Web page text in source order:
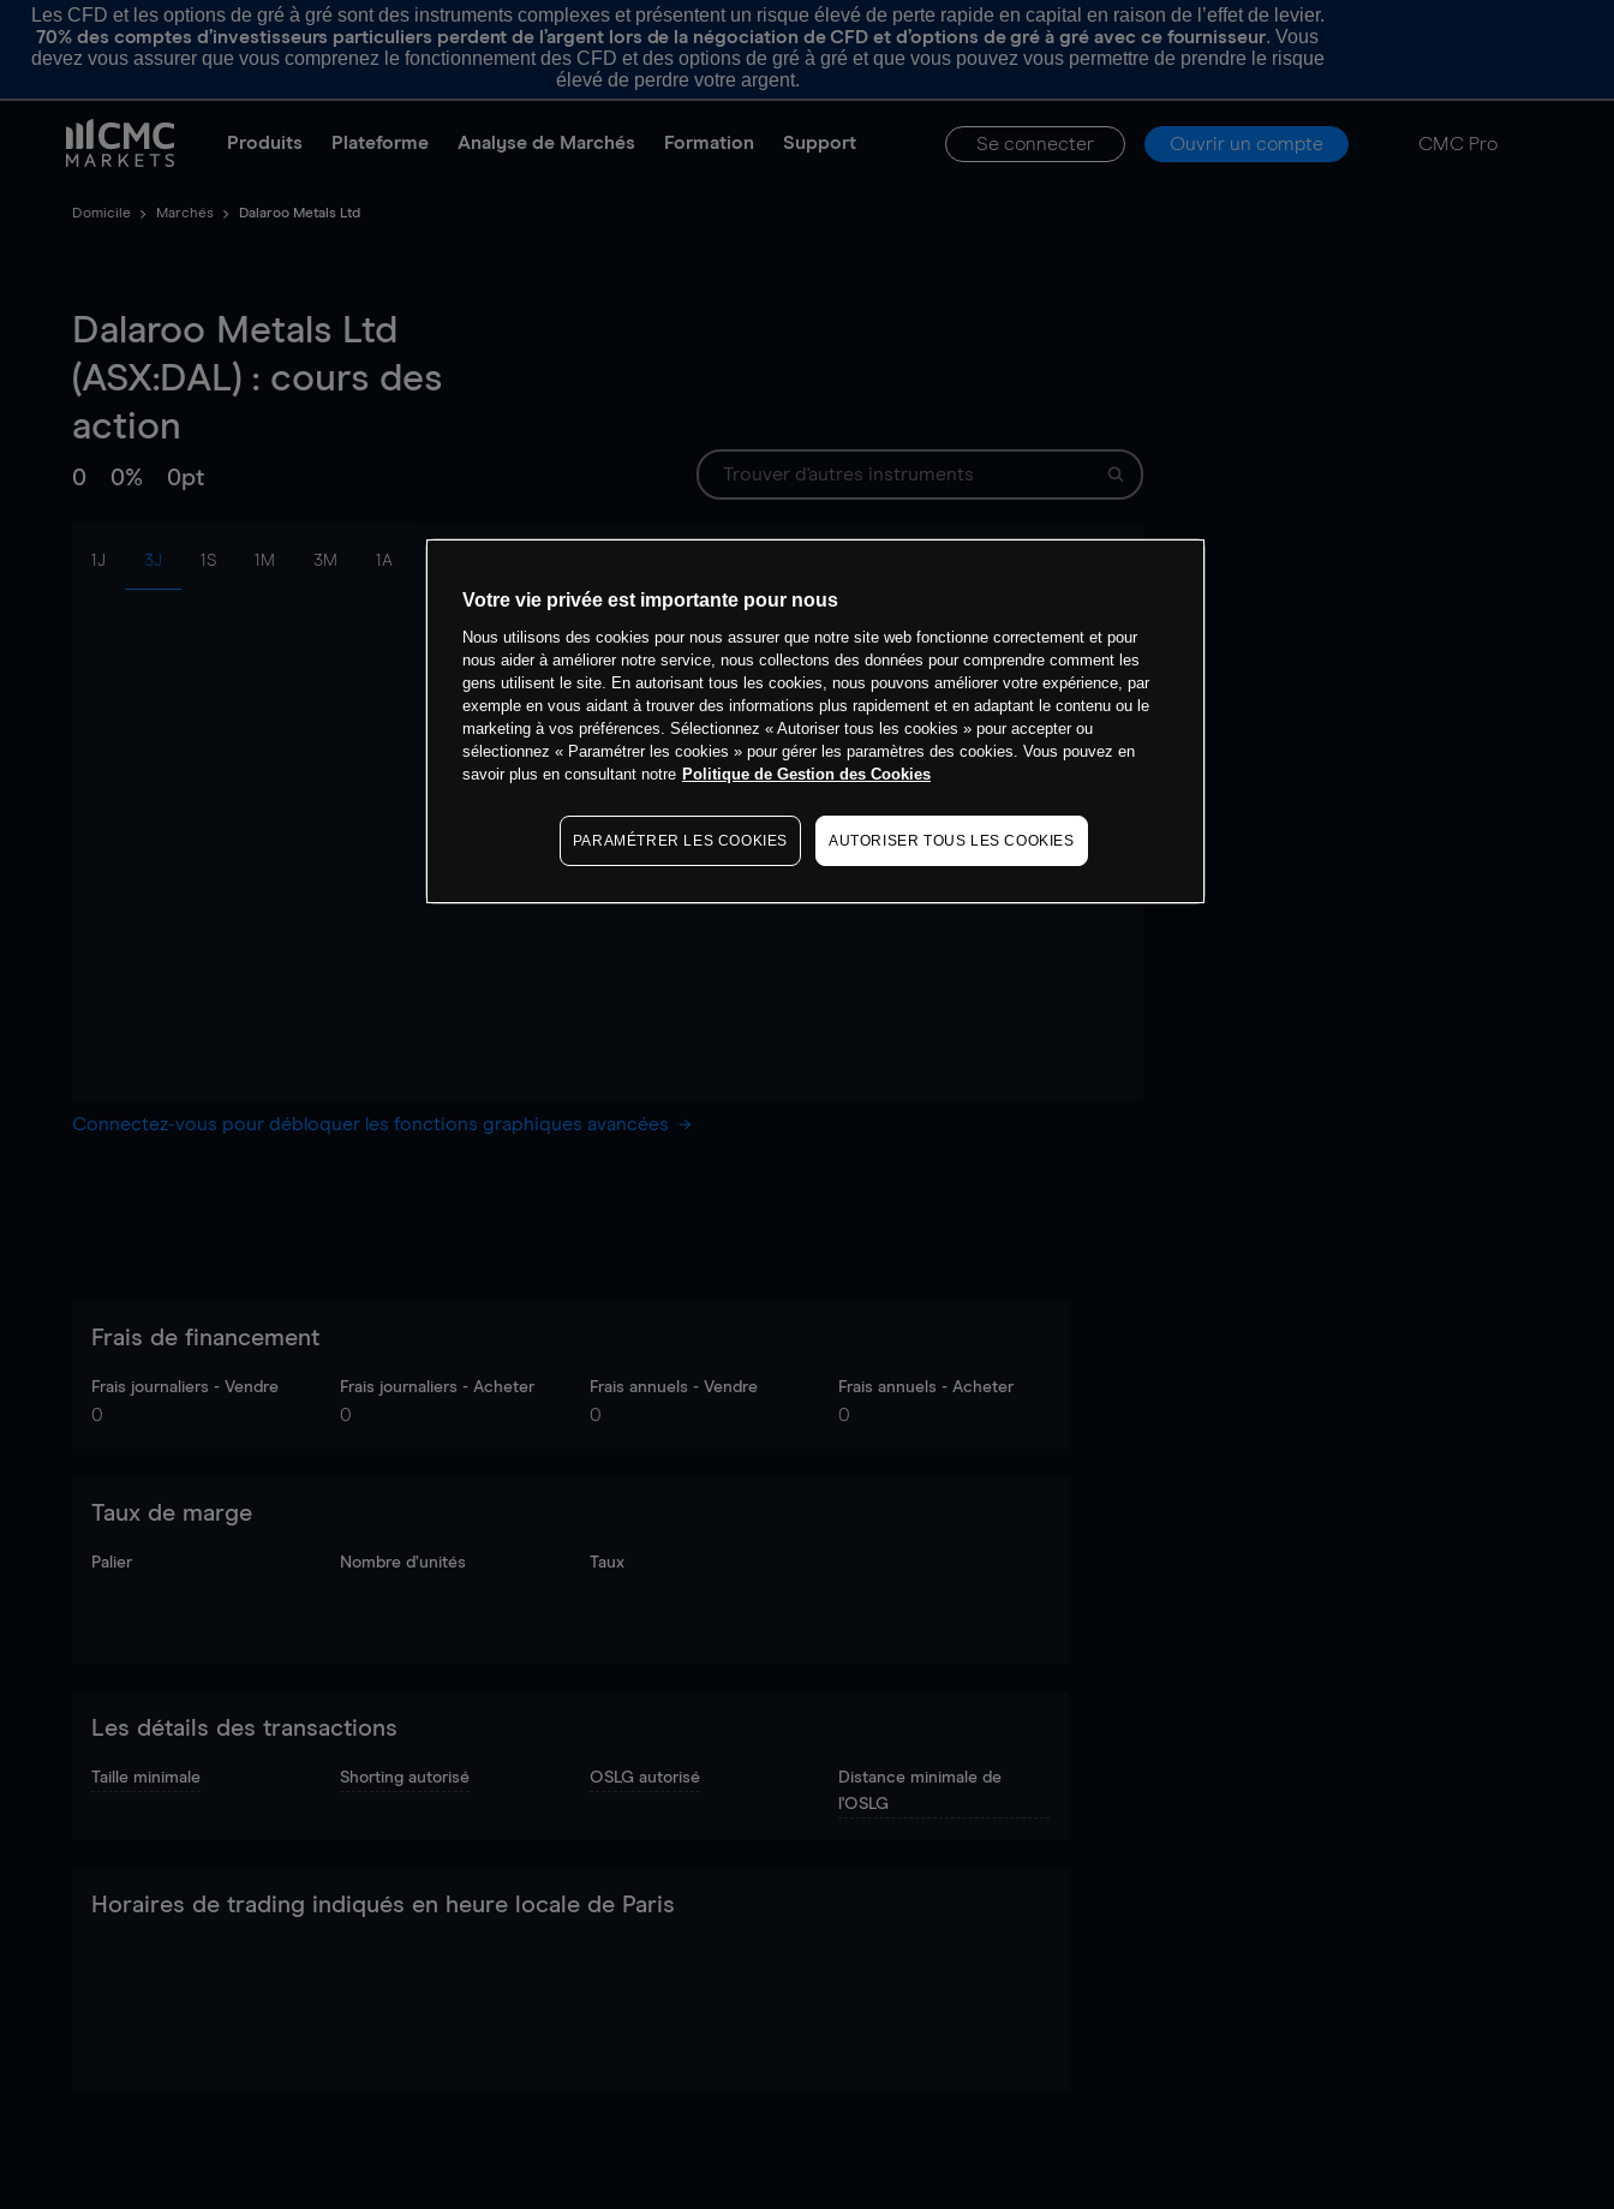
Les CFD et les options de gré à gré sont des instruments complexes et présentent un risque élevé de perte rapide en capital en raison de l’effet de levier.
70% des comptes d’investisseurs particuliers perdent de l’argent lors de la négociation de CFD et d’options de gré à gré avec ce fournisseur. Vous
devez vous assurer que vous comprenez le fonctionnement des CFD et des options de gré à gré et que vous pouvez vous permettre de prendre le risque
élevé de perdre votre argent.
Produits Plateforme Analyse de Marchés Formation Support Se connecter Ouvrir un compte CMC Pro
Domicile Marchés Dalaroo Metals Ltd
Dalaroo Metals Ltd
(ASX:DAL) : cours des
action
0 0% 0pt
1J 3J 1S 1M 3M 1A
Connectez-vous pour débloquer les fonctions graphiques avancées
Frais de financement
Frais journaliers - Vendre
0
Frais journaliers - Acheter
0
Frais annuels - Vendre
0
Frais annuels - Acheter
0
Taux de marge
Palier Nombre d’unités Taux
Les détails des transactions
Taille minimale Shorting autorisé OSLG autorisé
Distance minimale de
l'OSLG
Horaires de trading indiqués en heure locale de Paris
Votre vie privée est importante pour nous
Nous utilisons des cookies pour nous assurer que notre site web fonctionne correctement et pour
nous aider à améliorer notre service, nous collectons des données pour comprendre comment les
gens utilisent le site. En autorisant tous les cookies, nous pouvons améliorer votre expérience, par
exemple en vous aidant à trouver des informations plus rapidement et en adaptant le contenu ou le
marketing à vos préférences. Sélectionnez « Autoriser tous les cookies » pour accepter ou
sélectionnez « Paramétrer les cookies » pour gérer les paramètres des cookies. Vous pouvez en
savoir plus en consultant notre Politique de Gestion des Cookies
PARAMÉTRER LES COOKIES AUTORISER TOUS LES COOKIES